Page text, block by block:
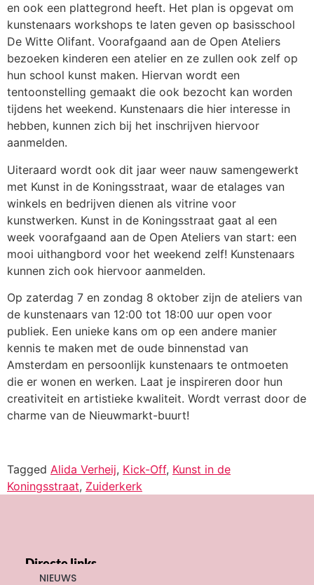
en ook een plattegrond heeft. Het plan is opgevat om
kunstenaars workshops te laten geven op basisschool
De Witte Olifant. Voorafgaand aan de Open Ateliers
bezoeken kinderen een atelier en ze zullen ook zelf op
hun school kunst maken. Hiervan wordt een
tentoonstelling gemaakt die ook bezocht kan worden
tijdens het weekend. Kunstenaars die hier interesse in
hebben, kunnen zich bij het inschrijven hiervoor
aanmelden.
Uiteraard wordt ook dit jaar weer nauw samengewerkt
met Kunst in de Koningsstraat, waar de etalages van
winkels en bedrijven dienen als vitrine voor
kunstwerken. Kunst in de Koningsstraat gaat al een
week voorafgaand aan de Open Ateliers van start: een
mooi uithangbord voor het weekend zelf! Kunstenaars
kunnen zich ook hiervoor aanmelden.
Op zaterdag 7 en zondag 8 oktober zijn de ateliers van
de kunstenaars van 12:00 tot 18:00 uur open voor
publiek. Een unieke kans om op een andere manier
kennis te maken met de oude binnenstad van
Amsterdam en persoonlijk kunstenaars te ontmoeten
die er wonen en werken. Laat je inspireren door hun
creativiteit en artistieke kwaliteit. Wordt verrast door de
charme van de Nieuwmarkt-buurt!
Tagged Alida Verheij, Kick-Off, Kunst in de
Koningsstraat, Zuiderkerk
Directe links
NIEUWS